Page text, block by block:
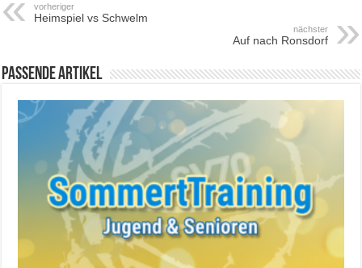
vorheriger
Heimspiel vs Schwelm
nächster
Auf nach Ronsdorf
Passende Artikel